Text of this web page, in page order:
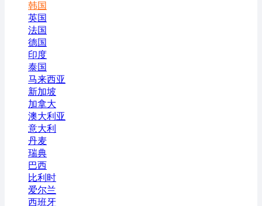
韩国
英国
法国
德国
印度
泰国
马来西亚
新加坡
加拿大
澳大利亚
意大利
丹麦
瑞典
巴西
比利时
爱尔兰
西班牙